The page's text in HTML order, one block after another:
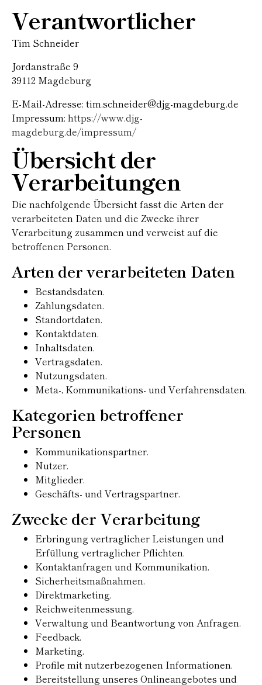
Verantwortlicher
Tim Schneider
Jordanstraße 9
39112 Magdeburg
E-Mail-Adresse: tim.schneider@djg-magdeburg.de
Impressum: https://www.djg-
magdeburg.de/impressum/
Übersicht der
Verarbeitungen
Die nachfolgende Übersicht fasst die Arten der
verarbeiteten Daten und die Zwecke ihrer
Verarbeitung zusammen und verweist auf die
betroffenen Personen.
Arten der verarbeiteten Daten
Bestandsdaten.
Zahlungsdaten.
Standortdaten.
Kontaktdaten.
Inhaltsdaten.
Vertragsdaten.
Nutzungsdaten.
Meta-, Kommunikations- und Verfahrensdaten.
Kategorien betroffener
Personen
Kommunikationspartner.
Nutzer.
Mitglieder.
Geschäfts- und Vertragspartner.
Zwecke der Verarbeitung
Erbringung vertraglicher Leistungen und
Erfüllung vertraglicher Pflichten.
Kontaktanfragen und Kommunikation.
Sicherheitsmaßnahmen.
Direktmarketing.
Reichweitenmessung.
Verwaltung und Beantwortung von Anfragen.
Feedback.
Marketing.
Profile mit nutzerbezogenen Informationen.
Bereitstellung unseres Onlineangebotes und